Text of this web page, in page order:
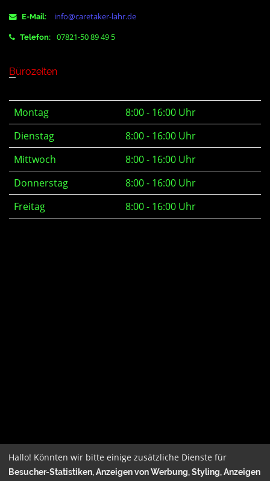
E-Mail: info@caretaker-lahr.de
Telefon: 07821-50 89 49 5
Bürozeiten
Montag
8:00 - 16:00 Uhr
Dienstag
8:00 - 16:00 Uhr
Mittwoch
8:00 - 16:00 Uhr
Donnerstag
8:00 - 16:00 Uhr
Freitag
8:00 - 16:00 Uhr
Hallo! Könnten wir bitte einige zusätzliche Dienste für
Besucher-Statistiken, Anzeigen von Werbung, Styling, Anzeigen